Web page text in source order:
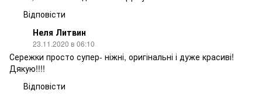
Відповісти
Неля Литвин
23.11.2020 в 06:10
Сережки просто супер- ніжні, оригінальні і дуже красиві!
Дякую!!!!
Відповісти